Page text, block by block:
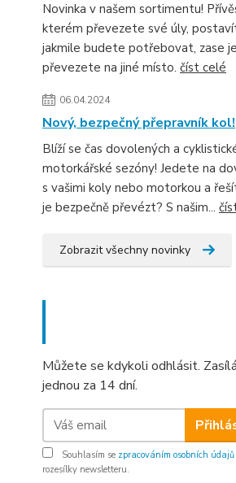
Novinka v našem sortimentu!
kterém převezete své úly,
jakmile budete potřebovat, zase je
převezete na jiné místo. číst celé
06.04.2024
Nový, bezpečný přepravník kol!
Blíží se čas dovolených a
motorkářské sezóny! Jedete na
s vašimi koly nebo motorkou a
je bezpečně převézt? S našim...
Zobrazit všechny novinky
Můžete se kdykoli odhlásit.
jednou za 14 dní.
Souhlasím se zpracováním osobních údajů
rozesílky newsletteru.